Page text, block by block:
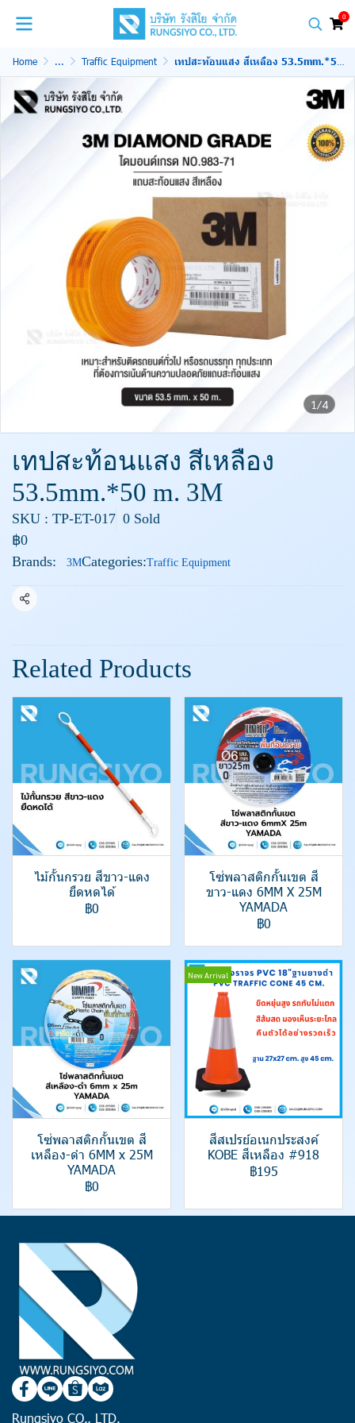
0
Home ... Traffic Equipment เทปสะท้อนแสง สีเหลือง 53.5mm.*50 m. 3M
1/4
เทปสะท้อนแสง สีเหลือง
53.5mm.*50 m. 3M
SKU : TP-ET-017 0 Sold
฿0
Brands:
3MCategories:Traffic Equipment
Share
Related Products
ไม้กั้นกรวย สีขาว-แดง
ยืดหดได้
฿0
โซ่พลาสติกกั้นเขต สี
ขาว-แดง 6MM X 25M
YAMADA
฿0
โซ่พลาสติกกั้นเขต สี
เหลือง-ดำ 6MM x 25M
YAMADA
฿0
New Arrival
สีสเปรย์อเนกประสงค์
KOBE สีเหลือง #918
฿195
Rungsiyo CO., LTD.